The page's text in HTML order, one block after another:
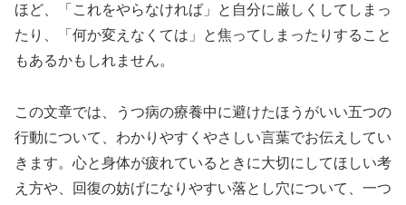
ほど、「これをやらなければ」と自分に厳しくしてしまっ
たり、「何か変えなくては」と焦ってしまったりすること
もあるかもしれません。
この文章では、うつ病の療養中に避けたほうがいい五つの
行動について、わかりやすくやさしい言葉でお伝えしてい
きます。心と身体が疲れているときに大切にしてほしい考
え方や、回復の妨げになりやすい落とし穴について、一つ